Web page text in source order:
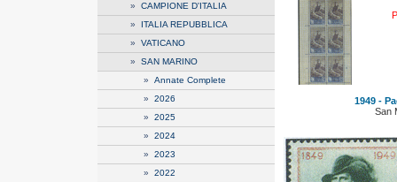
» CAMPIONE D'ITALIA
» ITALIA REPUBBLICA
» VATICANO
» SAN MARINO
» Annate Complete
» 2026
» 2025
» 2024
» 2023
» 2022
1949 -
San